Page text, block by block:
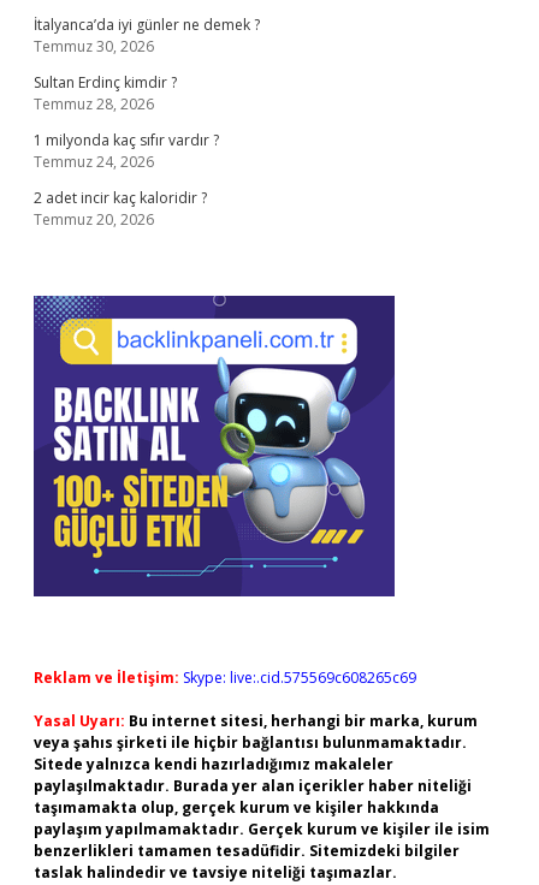
İtalyanca’da iyi günler ne demek ?
Temmuz 30, 2026
Sultan Erdinç kimdir ?
Temmuz 28, 2026
1 milyonda kaç sıfır vardır ?
Temmuz 24, 2026
2 adet incir kaç kaloridir ?
Temmuz 20, 2026
Reklam ve İletişim: Skype: live:.cid.575569c608265c69
Yasal Uyarı: Bu internet sitesi, herhangi bir marka, kurum
veya şahıs şirketi ile hiçbir bağlantısı bulunmamaktadır.
Sitede yalnızca kendi hazırladığımız makaleler
paylaşılmaktadır. Burada yer alan içerikler haber niteliği
taşımamakta olup, gerçek kurum ve kişiler hakkında
paylaşım yapılmamaktadır. Gerçek kurum ve kişiler ile isim
benzerlikleri tamamen tesadüfidir. Sitemizdeki bilgiler
taslak halindedir ve tavsiye niteliği taşımazlar.